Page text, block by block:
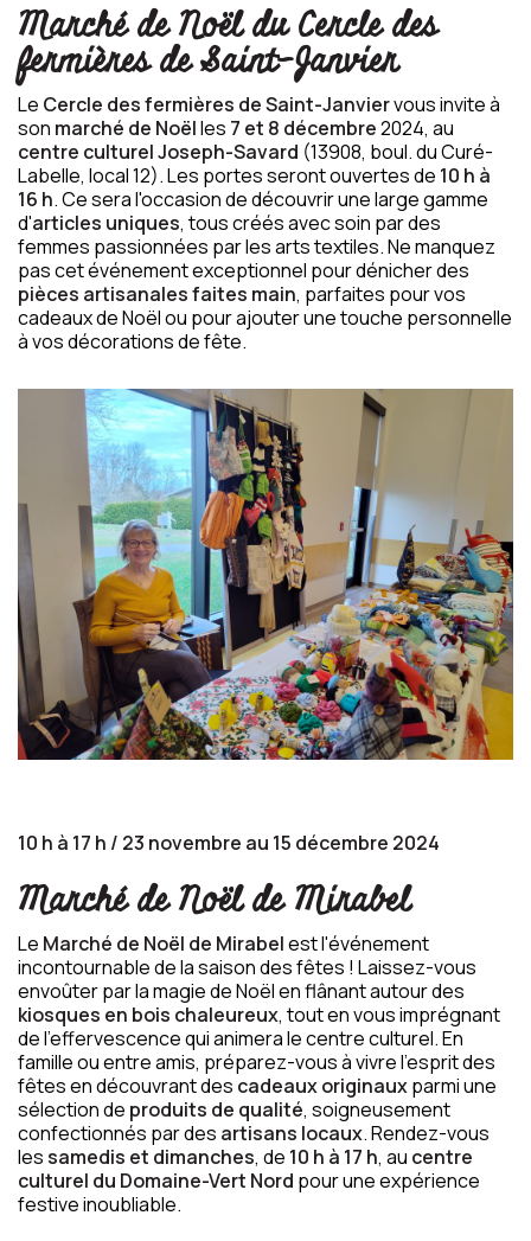
Marché de Noël du Cercle des
fermières de Saint-Janvier
Le Cercle des fermières de Saint-Janviervous invite à
son marché de Noëlles 7 et 8 décembre2024, au
centre culturel Joseph-Savard (13908, boul. du Curé-
Labelle, local 12). Les portes seront ouvertes de 10 h à
16 h. Ce sera l'occasion de découvrir une large gamme
d'articles uniques, tous créés avec soin par des
femmes passionnées par les arts textiles. Ne manquez
pas cet événement exceptionnel pour dénicher des
pièces artisanales faites main, parfaites pour vos
cadeaux de Noël ou pour ajouter une touche personnelle
à vos décorations de fête.
10 h à 17 h / 23 novembre au 15 décembre 2024
Marché de Noël de Mirabel
Le Marché de Noël de Mirabelest l'événement
incontournable de la saison des fêtes ! Laissez-vous
envoûter par la magie de Noël en flânant autour des
kiosques en bois chaleureux, tout en vous imprégnant
de l'effervescence qui animera le centre culturel. En
famille ou entre amis, préparez-vous à vivre l'esprit des
fêtes en découvrant des cadeaux originauxparmi une
sélection de produits de qualité, soigneusement
confectionnés par des artisans locaux. Rendez-vous
lessamedis et dimanches, de 10 h à 17 h, au centre
culturel du Domaine-Vert Nord pour une expérience
festive inoubliable.